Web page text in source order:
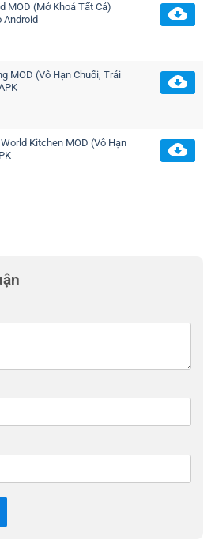
MOD (Mở Khoá Tất Cả)
Android
MOD (Vô Hạn Chuối, Trái
Kitchen MOD (Vô Hạn